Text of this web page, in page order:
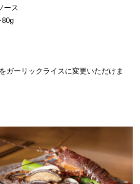
ース
ーリックライスに変更いただけま